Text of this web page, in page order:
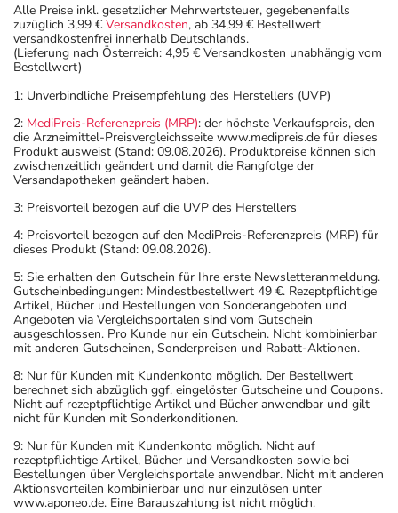
Alle Preise inkl. gesetzlicher Mehrwertsteuer, gegebenenfalls
zuzüglich 3,99 € Versandkosten, ab 34,99 € Bestellwert
versandkostenfrei innerhalb Deutschlands.
(Lieferung nach Österreich: 4,95 € Versandkosten unabhängig vom
Bestellwert)
1: Unverbindliche Preisempfehlung des Herstellers (UVP)
2: MediPreis-Referenzpreis (MRP): der höchste Verkaufspreis, den
die Arzneimittel-Preisvergleichsseite www.medipreis.de für dieses
Produkt ausweist (Stand: 09.08.2026). Produktpreise können sich
zwischenzeitlich geändert und damit die Rangfolge der
Versandapotheken geändert haben.
3: Preisvorteil bezogen auf die UVP des Herstellers
4: Preisvorteil bezogen auf den MediPreis-Referenzpreis (MRP) für
dieses Produkt (Stand: 09.08.2026).
5: Sie erhalten den Gutschein für Ihre erste Newsletteranmeldung.
Gutscheinbedingungen: Mindestbestellwert 49 €. Rezeptpflichtige
Artikel, Bücher und Bestellungen von Sonderangeboten und
Angeboten via Vergleichsportalen sind vom Gutschein
ausgeschlossen. Pro Kunde nur ein Gutschein. Nicht kombinierbar
mit anderen Gutscheinen, Sonderpreisen und Rabatt-Aktionen.
8: Nur für Kunden mit Kundenkonto möglich. Der Bestellwert
berechnet sich abzüglich ggf. eingelöster Gutscheine und Coupons.
Nicht auf rezeptpflichtige Artikel und Bücher anwendbar und gilt
nicht für Kunden mit Sonderkonditionen.
9: Nur für Kunden mit Kundenkonto möglich. Nicht auf
rezeptpflichtige Artikel, Bücher und Versandkosten sowie bei
Bestellungen über Vergleichsportale anwendbar. Nicht mit anderen
Aktionsvorteilen kombinierbar und nur einzulösen unter
www.aponeo.de. Eine Barauszahlung ist nicht möglich.